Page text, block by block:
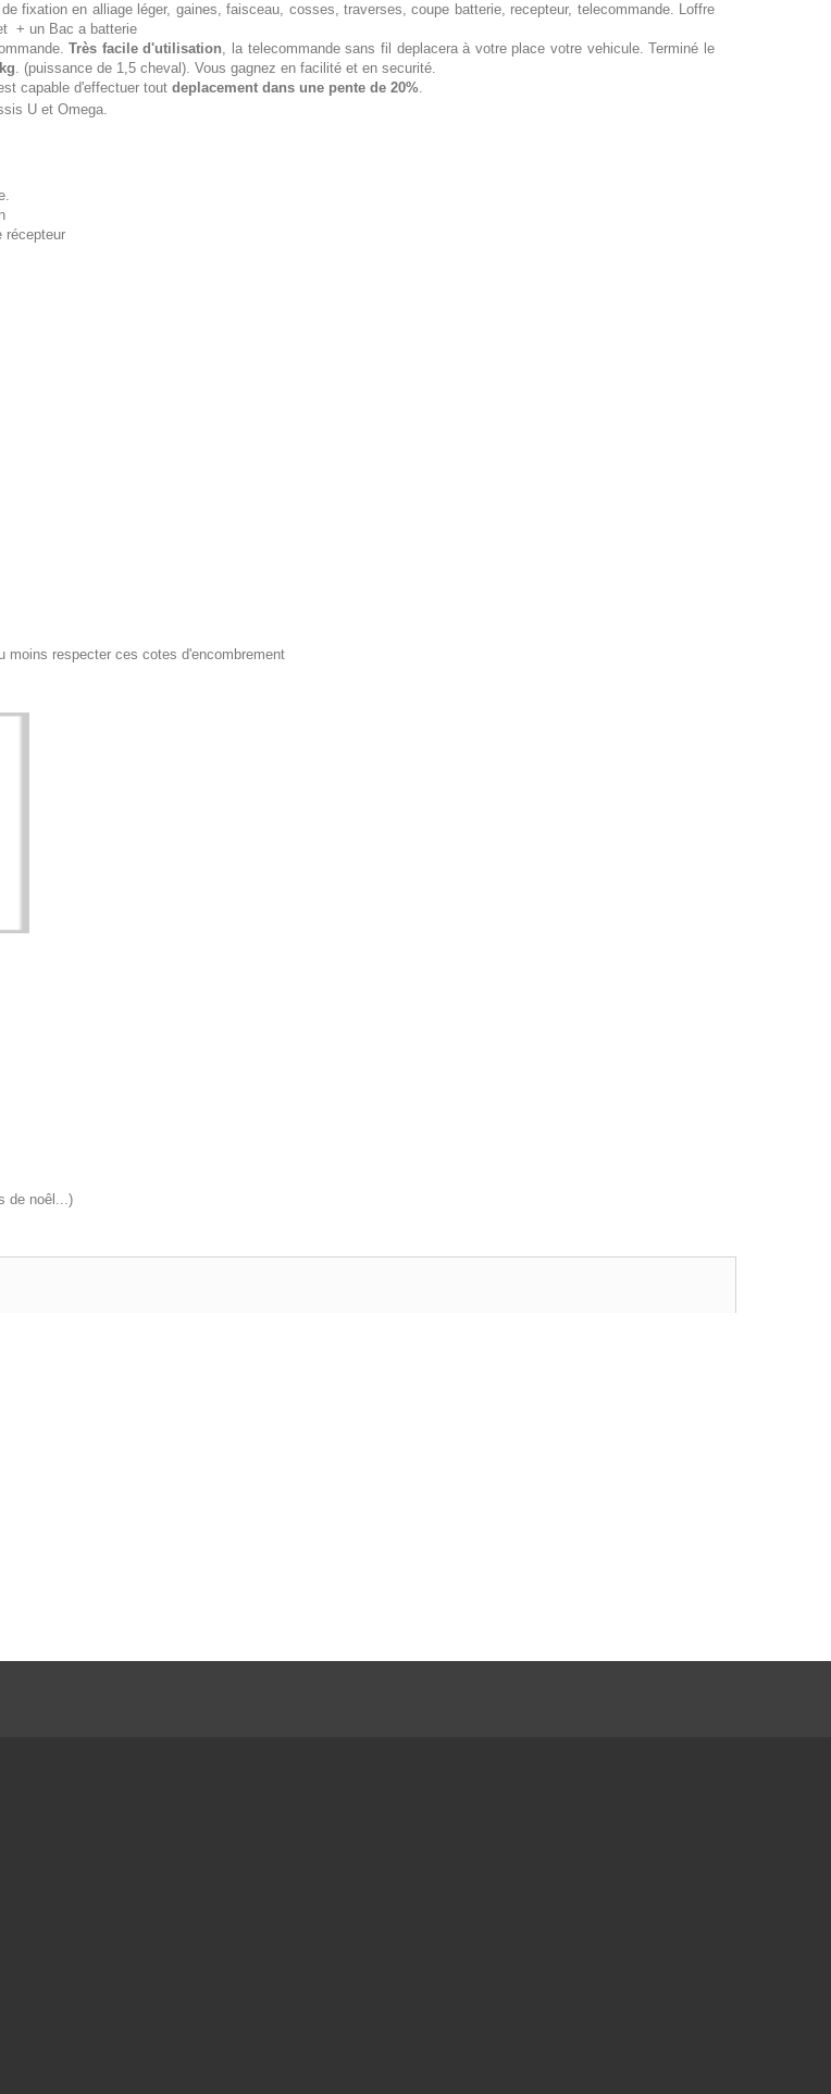
fixation en alliage léger, gaines, faisceau, cosses, traverses, coupe batterie, recepteur, telecommande. Loffre
+ un Bac a batterie
Très facile d'utilisation, la telecommande sans fil deplacera à votre place votre vehicule. Terminé le
. (puissance de 1,5 cheval). Vous gagnez en facilité et en securité.
capable d'effectuer tout deplacement dans une pente de 20%.
U et Omega.
récepteur
moins respecter ces cotes d'encombrement
de noêl...)